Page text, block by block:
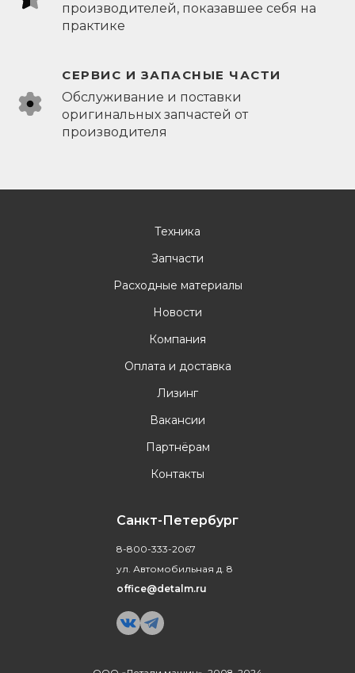
производителей, показавшее себя на
практике
СЕРВИС И ЗАПАСНЫЕ ЧАСТИ
Обслуживание и поставки
оригинальных запчастей от
производителя
Техника
Запчасти
Расходные материалы
Новости
Компания
Оплата и доставка
Лизинг
Вакансии
Партнёрам
Контакты
Санкт-Петербург
8-800-333-2067
ул. Автомобильная д. 8
office@detalm.ru